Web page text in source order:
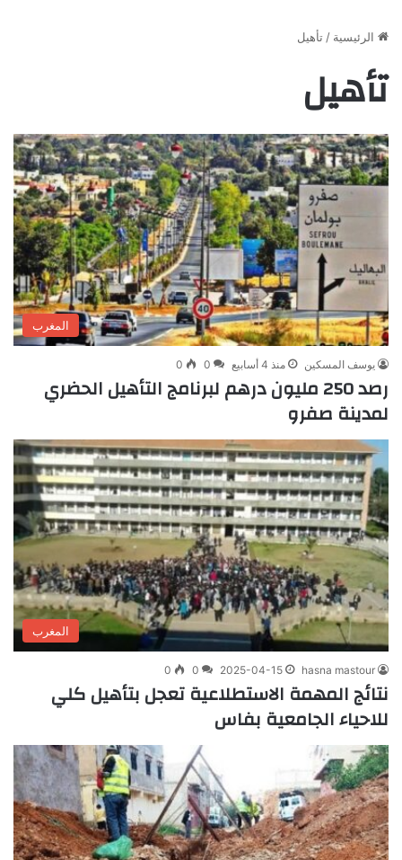
الرئيسية / تأهيل
تأهيل
المغرب
يوسف المسكين منذ 4 أسابيع 0
0
رصد 250 مليون درهم لبرنامج التأهيل الحضري
لمدينة صفرو
المغرب
hasna mastour
2025-04-15
0
0
نتائج المهمة الاستطلاعية تعجل بتأهيل كلي
للاحياء الجامعية بفاس